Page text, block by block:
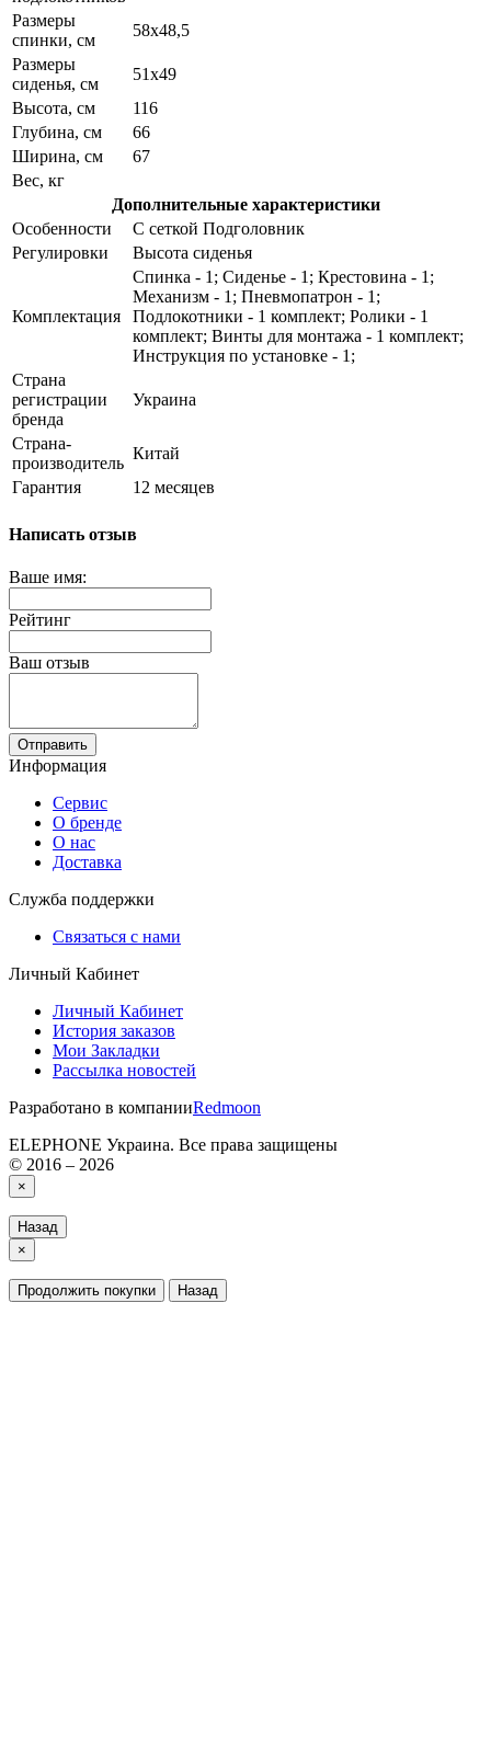
Размеры
спинки, см
58х48,5
Размеры
сиденья, см
51х49
Высота, см
116
Глубина, см
66
Ширина, см
67
Вес, кг
Дополнительные характеристики
Особенности
С сеткой Подголовник
Регулировки
Высота сиденья
Комплектация
Спинка - 1; Сиденье - 1; Крестовина - 1;
Механизм - 1; Пневмопатрон - 1;
Подлокотники - 1 комплект; Ролики - 1
комплект; Винты для монтажа - 1 комплект;
Инструкция по установке - 1;
Страна
регистрации
бренда
Украина
Страна-
производитель
Китай
Гарантия
12 месяцев
Написать отзыв
Ваше имя:
Рейтинг
Ваш отзыв
Отправить
Информация
Сервис
О бренде
О нас
Доставка
Служба поддержки
Связаться с нами
Личный Кабинет
Личный Кабинет
История заказов
Мои Закладки
Рассылка новостей
Разработано в компанииRedmoon
ELEPHONE Украина. Все права защищены
© 2016 – 2026
×
Назад
×
Продолжить покупки Назад